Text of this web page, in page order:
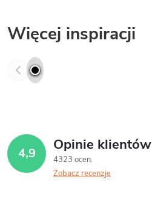
Więcej inspiracji
4,9 Opinie klientów
4323 ocen
Zobacz recenzje